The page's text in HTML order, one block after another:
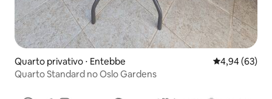
Quarto privativo ⋅ Entebbe 4,94 de uma
4,94 (63)
Quarto Standard no Oslo Gardens